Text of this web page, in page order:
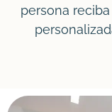
persona